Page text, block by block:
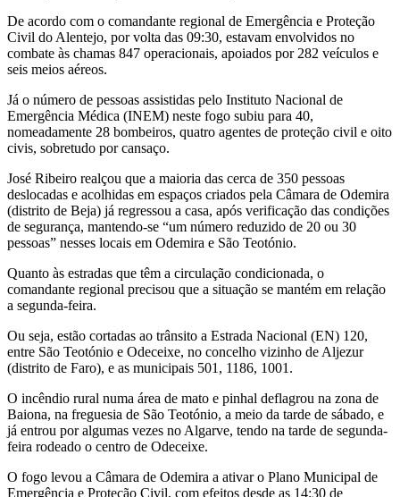
De acordo com o comandante regional de Emergência e Proteção
Civil do Alentejo, por volta das 09:30, estavam envolvidos no
combate às chamas 847 operacionais, apoiados por 282 veículos e
seis meios aéreos.
Já o número de pessoas assistidas pelo Instituto Nacional de
Emergência Médica (INEM) neste fogo subiu para 40,
nomeadamente 28 bombeiros, quatro agentes de proteção civil e oito
civis, sobretudo por cansaço.
José Ribeiro realçou que a maioria das cerca de 350 pessoas
deslocadas e acolhidas em espaços criados pela Câmara de Odemira
(distrito de Beja) já regressou a casa, após verificação das condições
de segurança, mantendo-se “um número reduzido de 20 ou 30
pessoas” nesses locais em Odemira e São Teotónio.
Quanto às estradas que têm a circulação condicionada, o
comandante regional precisou que a situação se mantém em relação
a segunda-feira.
Ou seja, estão cortadas ao trânsito a Estrada Nacional (EN) 120,
entre São Teotónio e Odeceixe, no concelho vizinho de Aljezur
(distrito de Faro), e as municipais 501, 1186, 1001.
O incêndio rural numa área de mato e pinhal deflagrou na zona de
Baiona, na freguesia de São Teotónio, a meio da tarde de sábado, e
já entrou por algumas vezes no Algarve, tendo na tarde de segunda-
feira rodeado o centro de Odeceixe.
O fogo levou a Câmara de Odemira a ativar o Plano Municipal de
Emergência e Proteção Civil, com efeitos desde as 14:30 de